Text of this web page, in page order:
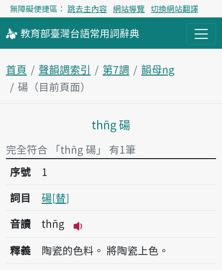
無障礙便捷區： 跳去主內容 網站導覽 切換網站翻譯
教育部臺灣台語常用詞辭典
首頁 聲韻調索引 第7調
韻母ng
碭（目前頁面）
主內容區塊
thn̄g 碭
完全符合 「thn̄g 碭」 有1筆
序號1碭
序號
1
詞目
碭 替
音讀
thn̄g
播放音讀thn̄g
釋義 陶瓷的色料。 將陶瓷上色。